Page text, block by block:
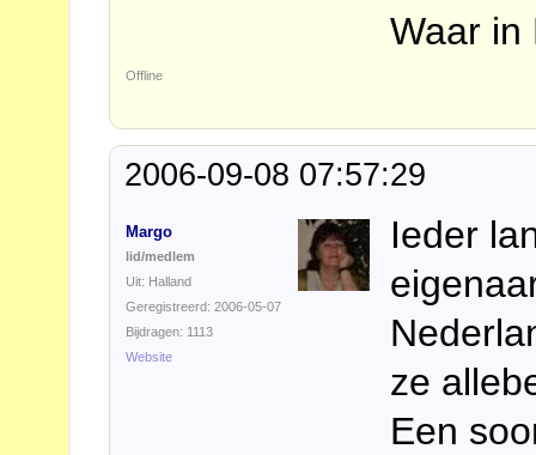
Waar in
Offline
2006-09-08 07:57:29
Margo
lid/medlem
Uit: Halland
Geregistreerd: 2006-05-07
Bijdragen: 1113
Website
Ieder
ze
Een